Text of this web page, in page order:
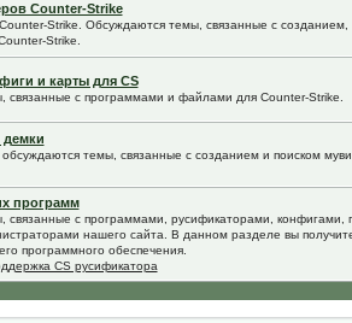
Counter-Strike
Counter-Strike. Обсуждаются темы, связанные с
Strike.
и карты для CS
связанные с программами и файлами для Counter-Strike.
демки
темы, связанные с созданием и поиском
программ
связанные с программами, русификаторами, конфигами,
нашего сайта. В данном разделе вы
программного обеспечения.
CS русификатора